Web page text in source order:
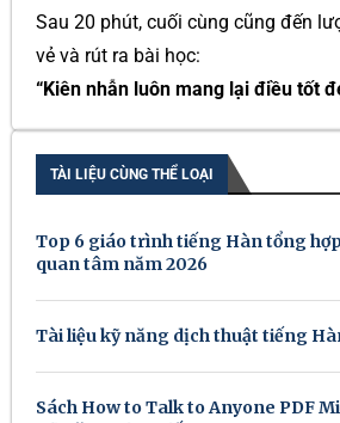
Sau 20 phút, cuối cùng cũng đến
vẻ và rút ra bài học:
“Kiên nhẫn luôn mang lại điều tốt
TÀI LIỆU CÙNG THỂ LOẠI
Top 6 giáo trình tiếng Hàn tổng
quan tâm năm 2026
Tài liệu kỹ năng dịch thuật tiếng
Sách How to Talk to Anyone PDF